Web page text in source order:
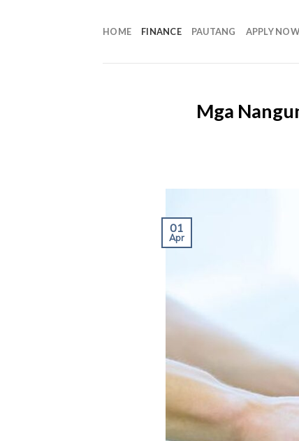
HOME FINANCE PAUTANG APPLY
Mga
01
Apr